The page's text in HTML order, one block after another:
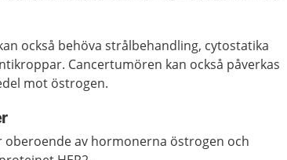
också behöva strålbehandling, cytostatika
Cancertumören kan också påverkas
mot östrogen.
av hormonerna östrogen och